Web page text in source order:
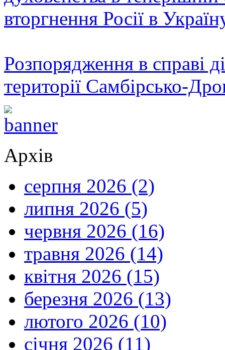
вторгнення Росії в
Розпорядження в справі
території Самбірсько-
Архів
серпня 2026 (2)
липня 2026 (5)
червня 2026 (16)
травня 2026 (14)
квітня 2026 (15)
березня 2026 (13)
лютого 2026 (10)
січня 2026 (11)